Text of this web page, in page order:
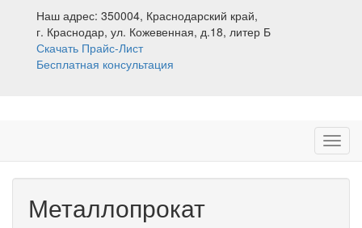
Наш адрес: 350004, Краснодарский край,
г. Краснодар, ул. Кожевенная, д.18, литер Б
Скачать Прайс-Лист
Бесплатная консультация
Металлопрокат